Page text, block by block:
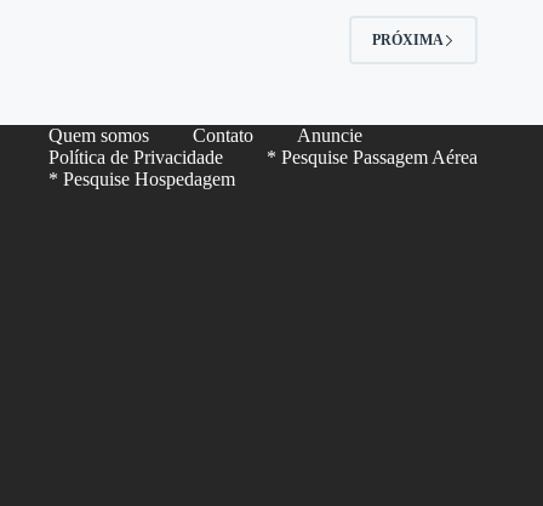
PRÓXIMA
Quem somos Contato
Anuncie
Política de Privacidade
* Pesquise Passagem Aérea
* Pesquise Hospedagem